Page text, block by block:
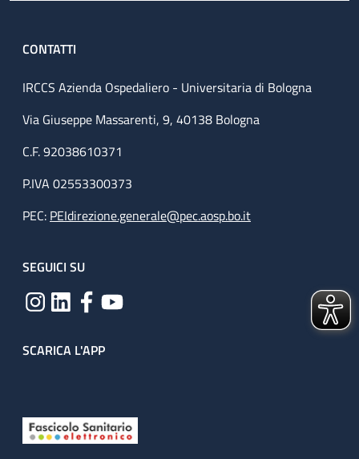
CONTATTI
IRCCS Azienda Ospedaliero - Universitaria di Bologna
Via Giuseppe Massarenti, 9, 40138 Bologna
C.F. 92038610371
P.IVA 02553300373
PEC: PEIdirezione.generale@pec.aosp.bo.it
SEGUICI SU
SCARICA L'APP